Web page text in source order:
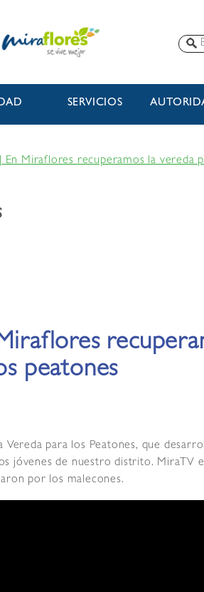
SERVICIOS
En Miraflores recuperamos la vereda
peatones
Vereda para los Peatones, que
jóvenes de nuestro distrito. MiraTV
por los malecones.